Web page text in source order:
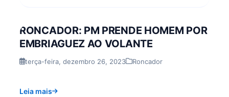
RONCADOR: PM PRENDE HOMEM POR
EMBRIAGUEZ AO VOLANTE
terça-feira, dezembro 26, 2023 Roncador
Leia mais